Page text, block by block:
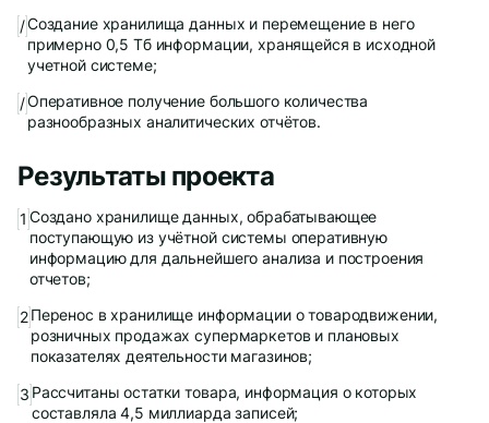
/Создание хранилища данных и перемещение в него
примерно 0,5 Тб информации, хранящейся в исходной
учетной системе;
/Оперативное получение большого количества
разнообразных аналитических отчётов.
Результаты проекта
Создано хранилище данных, обрабатывающее
поступающую из учётной системы оперативную
информацию для дальнейшего анализа и построения
отчетов;
Перенос в хранилище информации о товародвижении,
розничных продажах супермаркетов и плановых
показателях деятельности магазинов;
Рассчитаны остатки товара, информация о которых
составляла 4,5 миллиарда записей;
Даюсогласиена обработку персональных данных
Политика обработки персональных данных
Благодарим за заявку!
После обработки заявки с вами свяжется наш
Не волнуйтесь, если пропустите звонок, мы
обязательно перезвоним еще раз!